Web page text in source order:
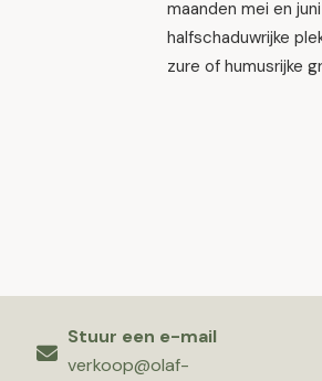
maanden mei en
halfschaduwrijke
zure of humusrijke
Stuur een e-mail
verkoop@olaf-